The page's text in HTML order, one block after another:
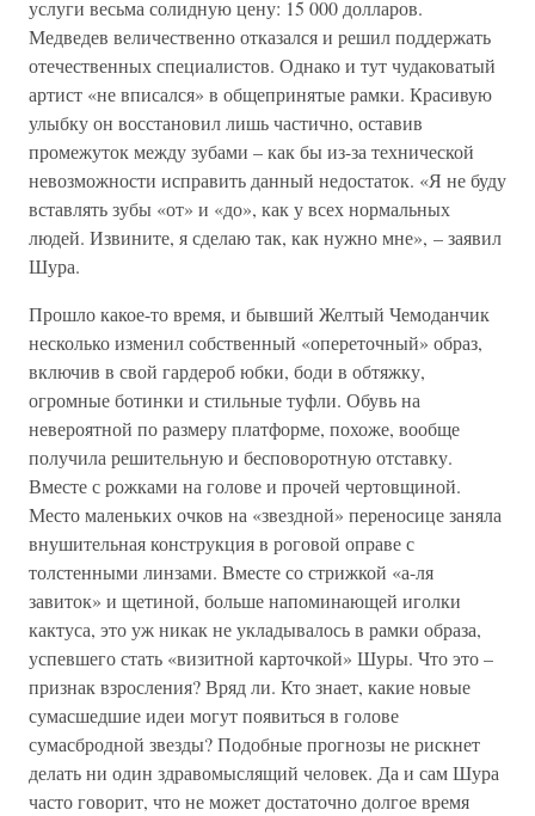
услуги весьма солидную цену: 15 000 долларов.
Медведев величественно отказался и решил поддержать
отечественных специалистов. Однако и тут чудаковатый
артист «не вписался» в общепринятые рамки. Красивую
улыбку он восстановил лишь частично, оставив
промежуток между зубами – как бы из-за технической
невозможности исправить данный недостаток. «Я не буду
вставлять зубы «от» и «до», как у всех нормальных
людей. Извините, я сделаю так, как нужно мне», – заявил
Шура.
Прошло какое-то время, и бывший Желтый Чемоданчик
несколько изменил собственный «опереточный» образ,
включив в свой гардероб юбки, боди в обтяжку,
огромные ботинки и стильные туфли. Обувь на
невероятной по размеру платформе, похоже, вообще
получила решительную и бесповоротную отставку.
Вместе с рожками на голове и прочей чертовщиной.
Место маленьких очков на «звездной» переносице заняла
внушительная конструкция в роговой оправе с
толстенными линзами. Вместе со стрижкой «а-ля
завиток» и щетиной, больше напоминающей иголки
кактуса, это уж никак не укладывалось в рамки образа,
успевшего стать «визитной карточкой» Шуры. Что это –
признак взросления? Вряд ли. Кто знает, какие новые
сумасшедшие идеи могут появиться в голове
сумасбродной звезды? Подобные прогнозы не рискнет
делать ни один здравомыслящий человек. Да и сам Шура
часто говорит, что не может достаточно долгое время